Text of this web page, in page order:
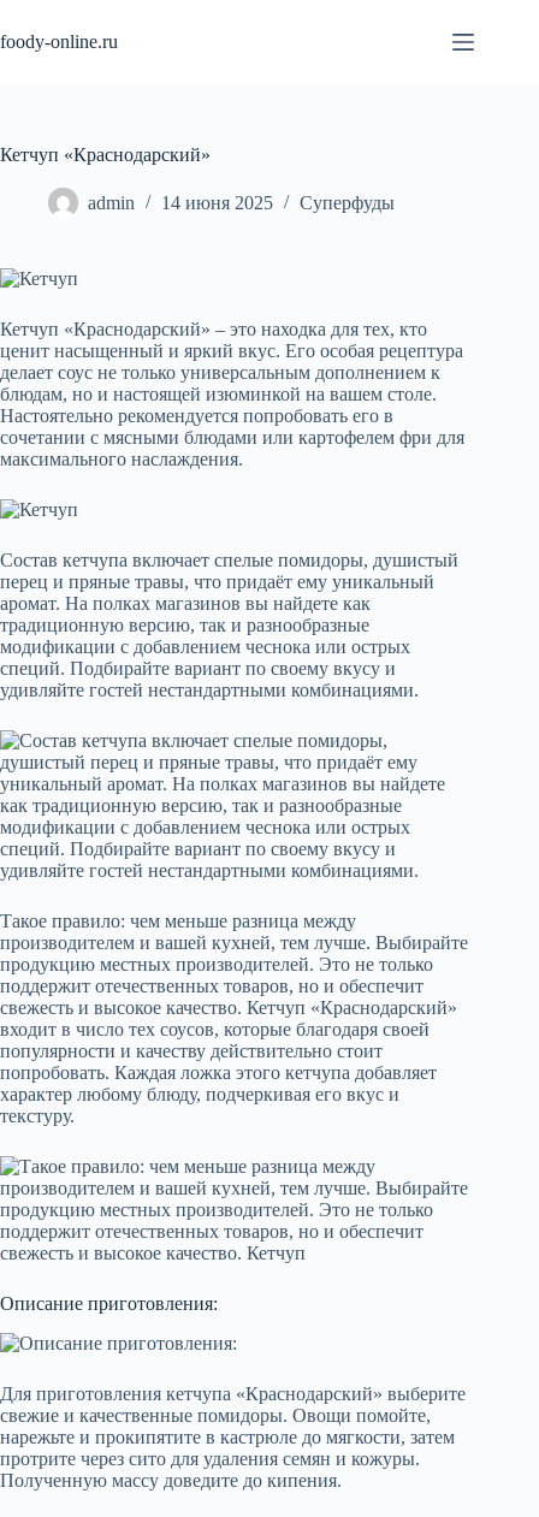
к
сути
foody-online.ru
Кетчуп «Краснодарский»
admin 14 июня 2025 Суперфуды
Кетчуп «Краснодарский» – это находка для тех, кто
ценит насыщенный и яркий вкус. Его особая рецептура
делает соус не только универсальным дополнением к
блюдам, но и настоящей изюминкой на вашем столе.
Настоятельно рекомендуется попробовать его в
сочетании с мясными блюдами или картофелем фри для
максимального наслаждения.
Состав кетчупа включает спелые помидоры, душистый
перец и пряные травы, что придаёт ему уникальный
аромат. На полках магазинов вы найдете как
традиционную версию, так и разнообразные
модификации с добавлением чеснока или острых
специй. Подбирайте вариант по своему вкусу и
удивляйте гостей нестандартными комбинациями.
Такое правило: чем меньше разница между
производителем и вашей кухней, тем лучше. Выбирайте
продукцию местных производителей. Это не только
поддержит отечественных товаров, но и обеспечит
свежесть и высокое качество. Кетчуп «Краснодарский»
входит в число тех соусов, которые благодаря своей
популярности и качеству действительно стоит
попробовать. Каждая ложка этого кетчупа добавляет
характер любому блюду, подчеркивая его вкус и
текстуру.
Описание приготовления:
Для приготовления кетчупа «Краснодарский» выберите
свежие и качественные помидоры. Овощи помойте,
нарежьте и прокипятите в кастрюле до мягкости, затем
протрите через сито для удаления семян и кожуры.
Полученную массу доведите до кипения.